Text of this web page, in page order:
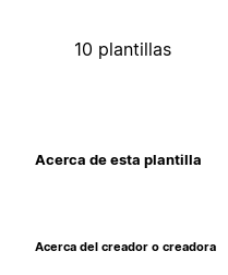
10 plantillas
Acerca de esta plantilla
Acerca del creador o creadora